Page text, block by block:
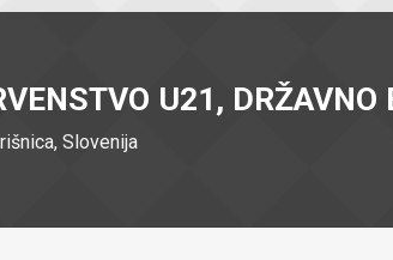
U21,
Slovenija